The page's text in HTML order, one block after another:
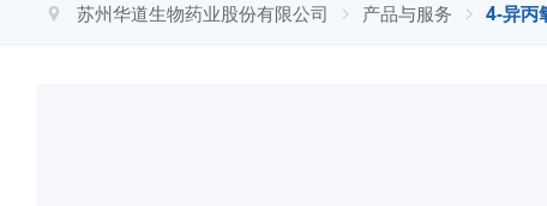
苏州华道生物药业股份有限公司 产品与服务 4-异丙